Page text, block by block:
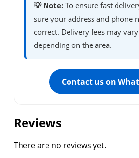
💡 Note: To ensure fast
sure your address and phone
correct. Delivery fees may
depending on the area.
Contact us on
Reviews
There are no reviews yet.